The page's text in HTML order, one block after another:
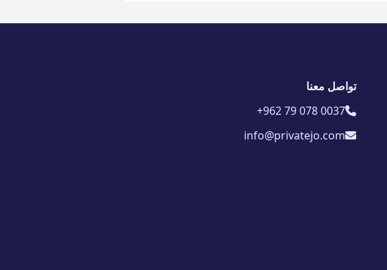
تواصل معنا
+962 79 078 0037
info@privatejo.com